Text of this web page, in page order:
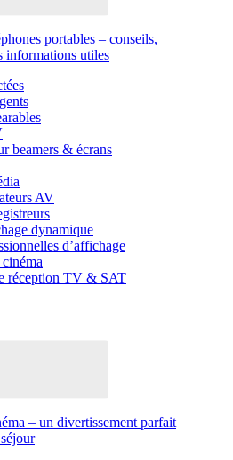
portables – conseils,
informations utiles
beamers & écrans
AV
dynamique
d’affichage
réception TV & SAT
– un divertissement parfait